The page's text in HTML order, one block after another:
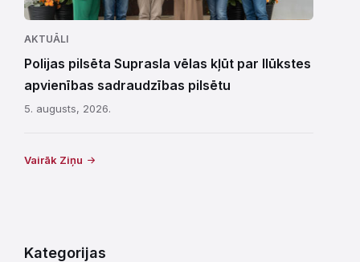
AKTUĀLI
Polijas pilsēta Suprasla vēlas kļūt par Ilūkstes
apvienības sadraudzības pilsētu
5. augusts, 2026.
Vairāk Ziņu
Kategorijas